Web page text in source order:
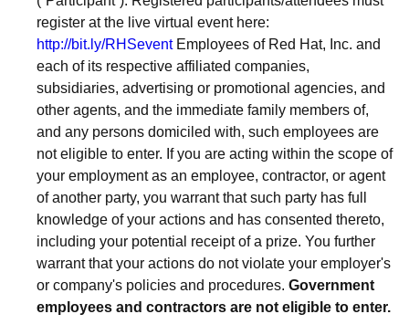
register at the live virtual event here:
http://bit.ly/RHSeventEmployees of Red Hat, Inc. and
each of its respective affiliated companies,
subsidiaries, advertising or promotional agencies, and
other agents, and the immediate family members of,
and any persons domiciled with, such employees are
not eligible to enter. If you are acting within the scope of
your employment as an employee, contractor, or agent
of another party, you warrant that such party has full
knowledge of your actions and has consented thereto,
including your potential receipt of a prize. You further
warrant that your actions do not violate your employer's
or company's policies and procedures. Government
employees and contractors are not eligible to enter.